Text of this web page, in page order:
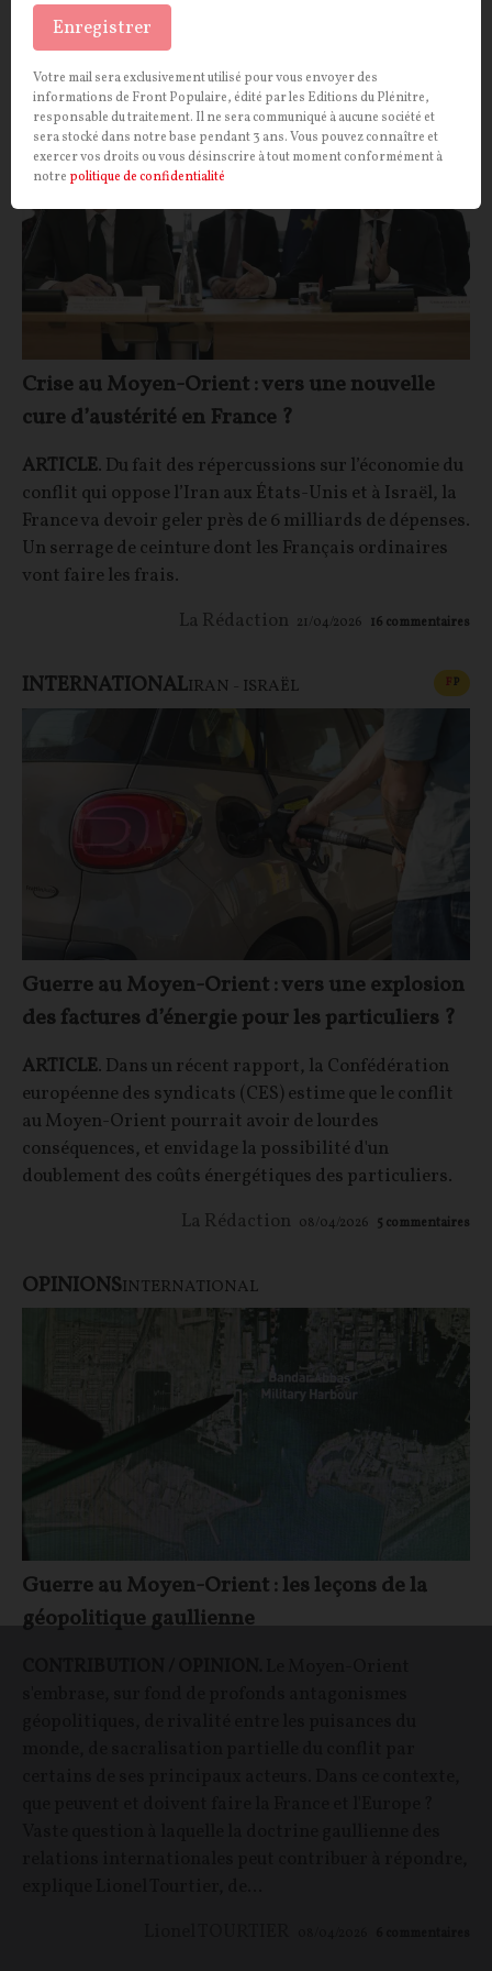
POLITIQUEINFLATION
Crise au Moyen-Orient : vers une nouvelle
cure d’austérité en France ?
ARTICLE. Du fait des répercussions sur l’économie du
conflit qui oppose l’Iran aux États-Unis et à Israël, la
France va devoir geler près de 6 milliards de dépenses.
Un serrage de ceinture dont les Français ordinaires
vont faire les frais.
La Rédaction 21/04/2026 16 commentaires
INTERNATIONALIRAN - ISRAËL FP
Guerre au Moyen-Orient : vers une explosion
des factures d’énergie pour les particuliers ?
ARTICLE. Dans un récent rapport, la Confédération
européenne des syndicats (CES) estime que le conflit
au Moyen-Orient pourrait avoir de lourdes
conséquences, et envidage la possibilité d'un
doublement des coûts énergétiques des particuliers.
La Rédaction 08/04/2026 5 commentaires
OPINIONSINTERNATIONAL
Guerre au Moyen-Orient : les leçons de la
géopolitique gaullienne
Enregistrer
Votre mail sera exclusivement utilisé pour vous envoyer des
informations de Front Populaire, édité par les Editions du Plénitre,
responsable du traitement. Il ne sera communiqué à aucune société et
sera stocké dans notre base pendant 3 ans. Vous pouvez connaître et
exercer vos droits ou vous désinscrire à tout moment conformément à
notre politique de confidentialité